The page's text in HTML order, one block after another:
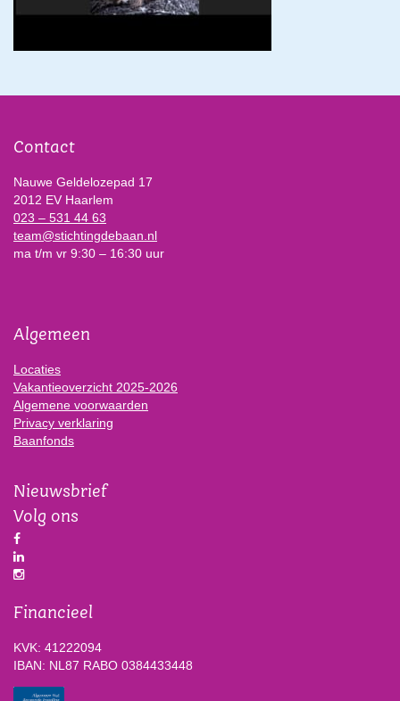
Contact
Nauwe Geldelozepad 17
2012 EV Haarlem
023 – 531 44 63
team@stichtingdebaan.nl
ma t/m vr 9:30 – 16:30 uur
Algemeen
Locaties
Vakantieoverzicht 2025-2026
Algemene voorwaarden
Privacy verklaring
Baanfonds
Nieuwsbrief
Volg ons
Financieel
KVK: 41222094
IBAN: NL87 RABO 0384433448